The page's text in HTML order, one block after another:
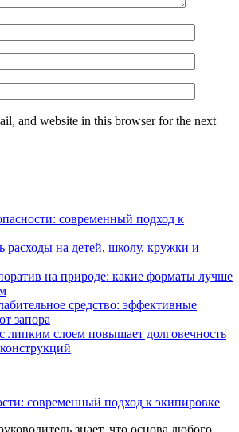
and website in this browser for the next
современный подход к
расходы на детей, школу, кружки и
на природе: какие форматы лучше
средство: эффективные
запора
липким слоем повышает долговечность
современный подход к экипировке
знает, что основа любого